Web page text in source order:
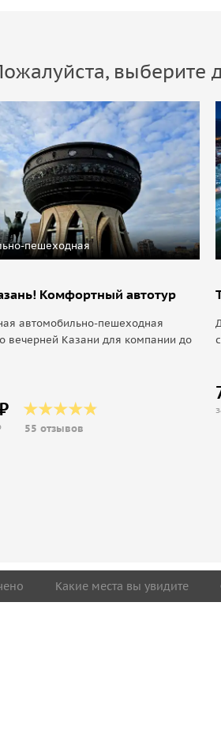
выберите
пешеходная
Комфортный автотур
автомобильно-пешеходная
вечерней Казани для компании до
55 отзывов
Какие места вы увидите